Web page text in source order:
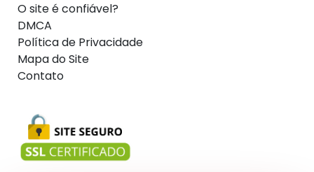
O site é confiável?
DMCA
Política de Privacidade
Mapa do Site
Contato